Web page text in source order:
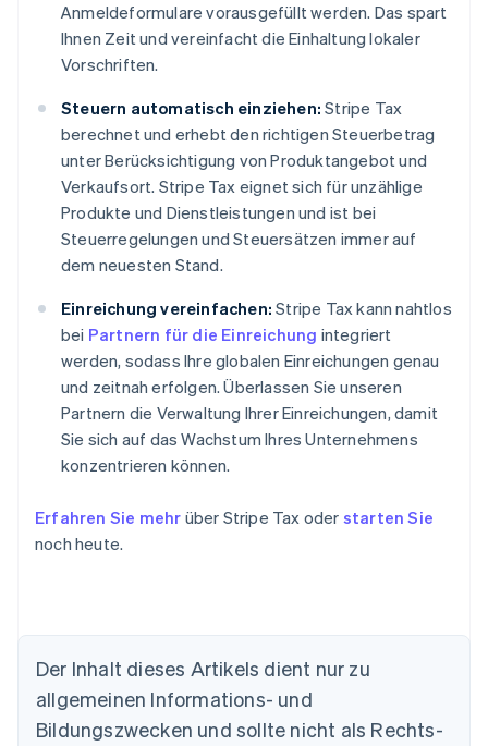
Anmeldeformulare vorausgefüllt werden. Das spart
Ihnen Zeit und vereinfacht die Einhaltung lokaler
Vorschriften.
Steuern automatisch einziehen: Stripe Tax
berechnet und erhebt den richtigen Steuerbetrag
unter Berücksichtigung von Produktangebot und
Verkaufsort. Stripe Tax eignet sich für unzählige
Produkte und Dienstleistungen und ist bei
Steuerregelungen und Steuersätzen immer auf
dem neuesten Stand.
Einreichung vereinfachen: Stripe Tax kann nahtlos
bei Partnern für die Einreichung integriert
werden, sodass Ihre globalen Einreichungen genau
und zeitnah erfolgen. Überlassen Sie unseren
Partnern die Verwaltung Ihrer Einreichungen, damit
Sie sich auf das Wachstum Ihres Unternehmens
konzentrieren können.
Erfahren Sie mehr über Stripe Tax oder starten Sie
noch heute.
Der Inhalt dieses Artikels dient nur zu
allgemeinen Informations- und
Bildungszwecken und sollte nicht als Rechts-